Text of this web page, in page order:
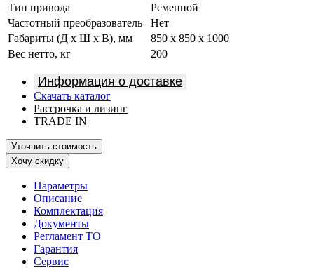
Тип привода
Ременной
Частотный преобразователь
Нет
Габариты (Д х Ш х В), мм
850 x 850 x 1000
Вес нетто, кг
200
Информация о доставке
Скачать каталог
Рассрочка и лизинг
TRADE IN
Уточнить стоимость
Хочу скидку
Параметры
Описание
Комплектация
Документы
Регламент ТО
Гарантия
Сервис